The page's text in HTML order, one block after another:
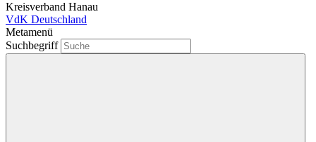
Kreisverband Hanau
VdK Deutschland
Metamenü
Suchbegriff